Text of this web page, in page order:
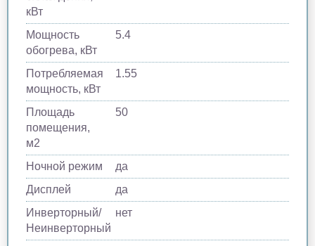
кВт
Мощность
обогрева, кВт
5.4
Потребляемая
мощность, кВт
1.55
Площадь
помещения,
м2
50
Ночной режим
да
Дисплей
да
Инверторный/
Неинверторный
нет